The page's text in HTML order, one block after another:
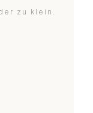
zu klein.